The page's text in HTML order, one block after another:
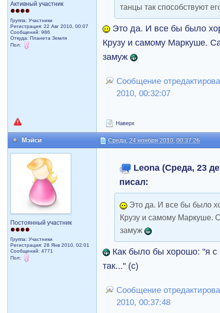
Активный участник
Группа: Участники
Регистрация: 22 Авг 2010, 00:07
Сообщений: 986
Откуда: Планета Земля
Пол:
танцы так способствуют
Это да. И все бы было
Крузу и самому Маркуше.
замуж
Сообщение
2010, 00:32:07
Наверх
Мэйси Среда, 24 ноября 2010, 00:37:26
Постоянный участник
Группа: Участники
Регистрация: 28 Янв 2010, 02:01
Сообщений: 4771
Пол:
Leona (Среда, 23
писал:
Это да. И все бы было
Крузу и самому Маркуше.
замуж
Как было бы хорошо: "я с
так..." (с)
Сообщение
2010, 00:37:48